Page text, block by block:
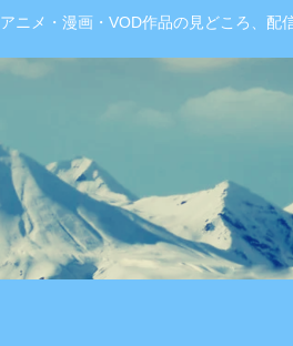
アニメ・漫画・VOD作品の見どころ、配